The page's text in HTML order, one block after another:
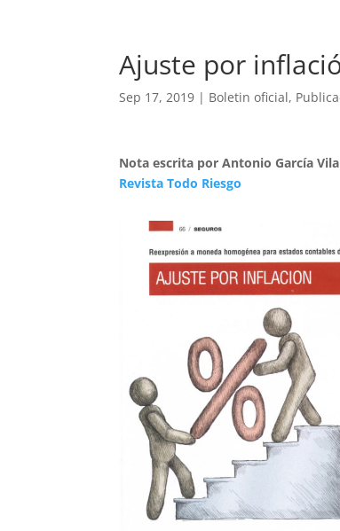
Ajuste por
Sep 17, 2019 | Boletin oficial,
Nota escrita por Antonio García
Revista Todo Riesgo